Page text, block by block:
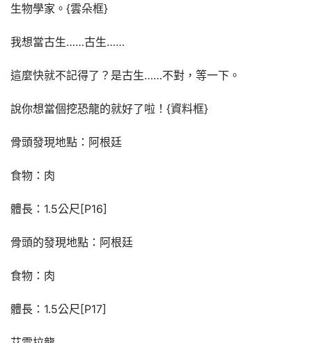
生物學家。{雲朵框}
我想當古生……古生……
這麼快就不記得了？是古生……不對，等一下。
說你想當個挖恐龍的就好了啦！{資料框}
骨頭發現地點：阿根廷
食物：肉
體長：1.5公尺[P16]
骨頭的發現地點：阿根廷
食物：肉
體長：1.5公尺[P17]